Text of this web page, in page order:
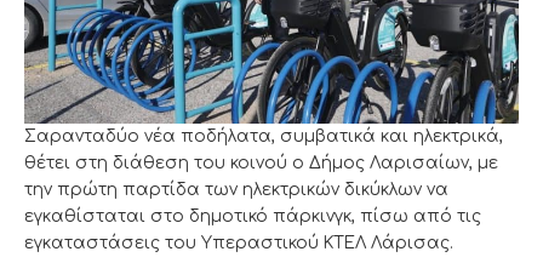
Σαρανταδύο νέα ποδήλατα, συμβατικά και ηλεκτρικά,
θέτει στη διάθεση του κοινού ο Δήμος Λαρισαίων, με
την πρώτη παρτίδα των ηλεκτρικών δικύκλων να
εγκαθίσταται στο δημοτικό πάρκινγκ, πίσω από τις
εγκαταστάσεις του Υπεραστικού ΚΤΕΛ Λάρισας.